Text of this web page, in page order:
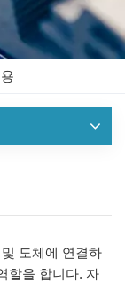
도체에 연결하
할을 합니다. 자